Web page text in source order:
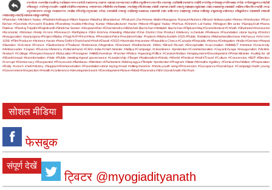
#अयोध्या #अमरोहा #अलीगढ़ #अंबेडकर नगर#अमेठी #आजमगढ़ #आगरा #इटावा #उन्नाव#एटा#औरैया#कुशीनगर #कन्नौज #कानपुर #कौशाम्बी #कासगंज #खीरी#गाजीपुर#गोरखपुर #गाजियाबाद #गोंडा #गौतमबुद्धनगर #चंदौली
#चित्रकूट #जौनपुर #जालौन #झांसी #देवरिया #प्रतापगढ़ #प्रयागराज #पीलीभीत #फर्रुखाबाद #फतेहपुर #फिरोजाबाद #बरेली #बागपत #बस्ती #बदायूं #बहराइच #बुलंदशहर #बांदा #बलरामपुर #बाराबंकी #बलिया #बिजनौर #भदोही #मऊ
#मुजफ्फरनगर #मथुरा #महाराजगंज #महोबा #मिर्जापुर #मुरादाबाद #मेरठ #रायबरेली #रामपुर #ललितपुर #लखनऊ #वाराणसी #संत कबीर नगर #सहारनपुर #संभल #सीतापुर #सुल्तानपुर #सोनभद्र#सिद्धार्थनगर #श्रावस्ती #शामली
#शाहजहांपुर #हरदोई #हाथरस#हापुड़ #हमीरपुर
#Pakistan #Akhilesh Yadav #Padmini Kolhapuri #Boni Kapoor #Madhur Bhandarkar #Prakash Jha #Hema Malini #Kangana Ranaut #Actress #Brand Ambassador #News #Hindustan #Ravi
Kishan #Govinda #Urvashi Rautela #Randeep Hudda #Akshay Kumar #Manufacturer #actor #Movie #Rajpal Yadav #Nirhua #Dinesh Lal Yadav #bhojpuri film actor #SanjayDutt #Nana
Patekar #Pankaj Tripathi#Rajinikanth#Shekhar Suman #Anupam Kher #Dharmendra#Abhishek Bachchan #Amitabh Bachchan #Flipkart#Aaj#Grand festival #Chhath #Shaheed #Honoured
#Economic #Woman #Help #crore #Research #birthplace #Shri Krishna #meeting #Mandal #One District One Product #delivery schedule #Release #Foundation stone laying #District
#Inauguration #pariyojana #Project #Baba #Yogi #UP #First #Asia #President #Vice President #Uttar Pradesh #Maha Kumbh-2025 #Public Relations #Mahamandleshwar #Acharya #shri shri
1008 #Film Producer #Actress #actor#New Delhi #Jharkhand #Holi #Diwali #2025 #Australia #myanmar #Republica Checa#Canada #Republic #Korea #Delegation #India #German #Nepal
#Sweden #Ukraine #France #Switzerland #Thailand #Indonesia #Argentina #Denmark #Netherlands #MoU #Brazil #Israel #Encephalitis #vaccination #MMMUT #mmmut #University
#Ambassador #Japan #Russia #America #Uttarakhand #CM in India #chief minister #Aditya #Campaign #cleanliness #prelection #Commemoration #Jayanti #yoga #inauguration #Victims
#kalash #College #Respect #award #Education #Foreigner #AIIMS #seminar #Farmer #Police #opening #Office #Central #Indian #employment #Development #Prime Minister #safety for all
#Shankhnaad #transformation #Vote #Public meeting #good governance #Leadership #Target #Nationalism #Hindu #World #Festival #Holi #Travel #Culture #Conversion #BJP #Election
#corrupt #Democracy #Respected #Procession #flambeau #Member of Parliament #Mahayagya #Temple #prelection #Program #State #Wreaths #gallery #Festival #exhibition #Preparation
#Rally #conch shell #Victory #Support #Demonstration #Foundation stone laying #road #sitting #worker #hindu youth wing #Procession #Guruparva #Gorakhpur #Campaign #add young
#Government#inspection #Health #conference #development work #Development#Wave #Modi #Narendra #Shri Gorakhnath #Sri Ram
सोशल मीडिया
फेसबुक
संपूर्ण देखें
ट्विटर @myogiadityanath